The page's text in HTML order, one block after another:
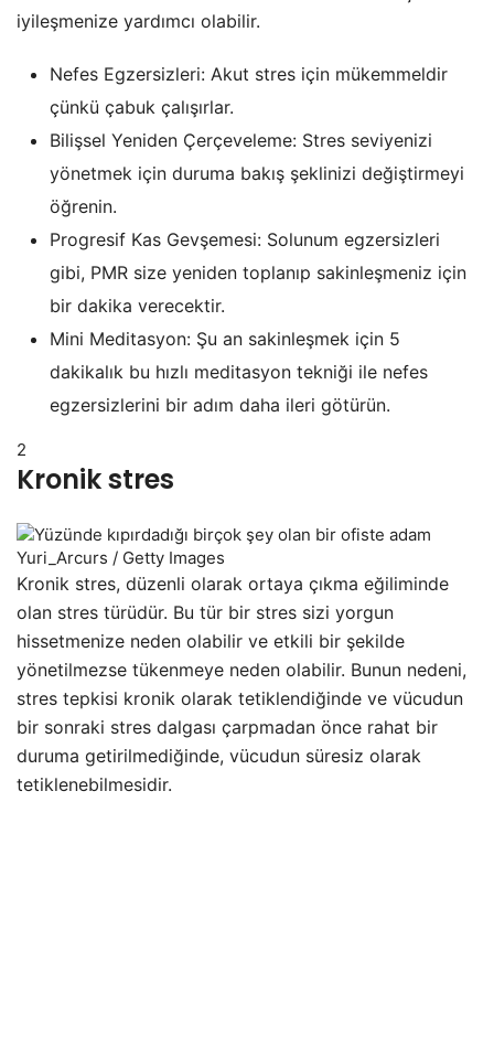
iyileşmenize yardımcı olabilir.
Nefes Egzersizleri: Akut stres için mükemmeldir
çünkü çabuk çalışırlar.
Bilişsel Yeniden Çerçeveleme: Stres seviyenizi
yönetmek için duruma bakış şeklinizi değiştirmeyi
öğrenin.
Progresif Kas Gevşemesi: Solunum egzersizleri
gibi, PMR size yeniden toplanıp sakinleşmeniz için
bir dakika verecektir.
Mini Meditasyon: Şu an sakinleşmek için 5
dakikalık bu hızlı meditasyon tekniği ile nefes
egzersizlerini bir adım daha ileri götürün.
2
Kronik stres
Yuri_Arcurs / Getty Images
Kronik stres, düzenli olarak ortaya çıkma eğiliminde
olan stres türüdür. Bu tür bir stres sizi yorgun
hissetmenize neden olabilir ve etkili bir şekilde
yönetilmezse tükenmeye neden olabilir. Bunun nedeni,
stres tepkisi kronik olarak tetiklendiğinde ve vücudun
bir sonraki stres dalgası çarpmadan önce rahat bir
duruma getirilmediğinde, vücudun süresiz olarak
tetiklenebilmesidir.